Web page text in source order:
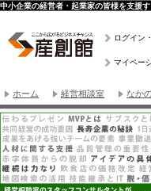
中小企業の経営者・起業家の皆様を支援
ログイン
マイペー
ホーム 経営相談室 なか